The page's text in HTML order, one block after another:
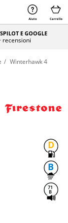
Aiuto Carrello
E GOOGLE
recensioni
Winterhawk 4
D
B
71
B